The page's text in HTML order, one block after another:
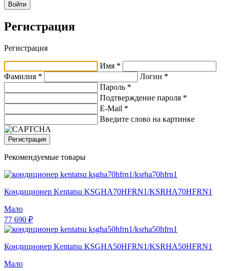
Войти
Регистрация
Регистрация
Имя *
Фамилия *
Логин *
Пароль *
Подтверждение пароля *
E-Mail *
Введите слово на картинке
Регистрация
Рекомендуемые товары
Кондиционер Kentatsu KSGHA70HFRN1/KSRHA70HFRN1
Мало
77 690 ₽
Кондиционер Kentatsu KSGHA50HFRN1/KSRHA50HFRN1
Мало